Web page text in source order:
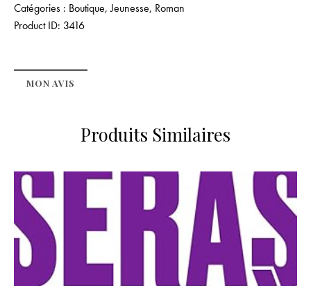
Catégories : Boutique,Jeunesse, Roman
Product ID: 3416
MON AVIS
Produits Similaires